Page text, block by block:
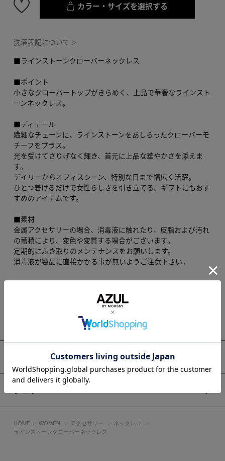
カラー・サイズを選択する
洗濯表記について ＞
■ラインストーンクローバーネックレス
■ポイント
小さなクローバートップがきらめく、上品で華奢なラインスト
ーンネックレス。
■ディテール
繊細なチェーンに、ラインストーンをあしらったクローバーモ
チーフをプラス。
光を受けてさりげなく輝き、首元に上品な華やかさを添えま
す。
デイリーからオフィスシーン、特別な日まで幅広く活躍。
ひとつ着けるだけで女性らしさを引き立てる、ギフトにもおす
すめのアイテムです。
■素材
金属アクセサリーの場合、消毒液に触れたり、皮脂および汚れ
の蓄積により、変色や変質する場合がございます。
定期的にふき取りのメンテナンスをお願いします。
消毒液が製品に直接かかる事が無いようご注意下さい。
※画像の商品はサンプルです。実際の商品と仕様、加工が若干
異なる場合があります。
り、実物と色味が異なる場合がございます。
※着用、お取り扱いの際は、アテンションタグをご確認くださ
い。
もっと見る
アイテムサイズ
HOME WOMEN アクセサリー
ネックレス
ラインストーンクローバーネックレス